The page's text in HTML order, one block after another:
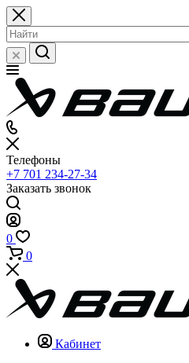
Телефоны
+7 701 234-27-34
Заказать звонок
0
0
Кабинет